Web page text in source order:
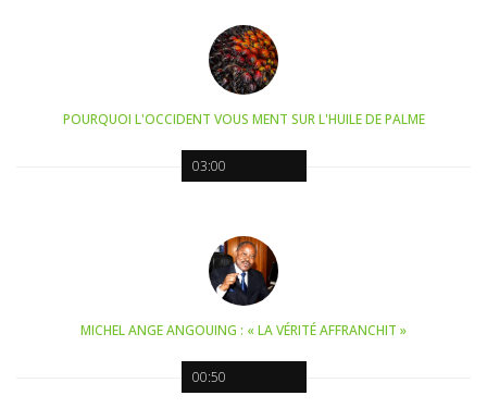
03:00
POURQUOI L'OCCIDENT VOUS MENT SUR L'HUILE DE PALME
00:50
MICHEL ANGE ANGOUING : « LA VÉRITÉ AFFRANCHIT »